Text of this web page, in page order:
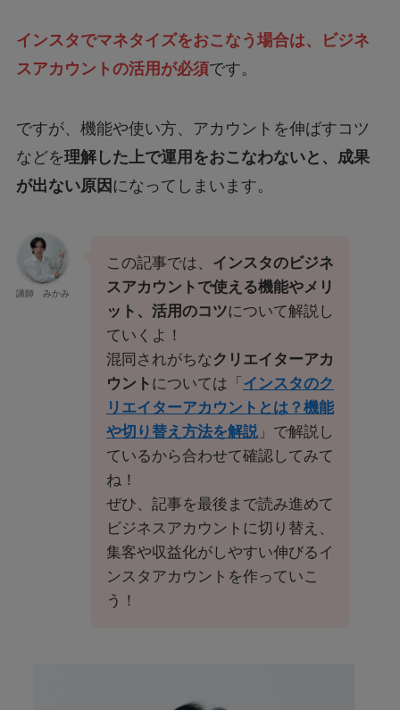
インスタでマネタイズをおこなう場合は、ビジネ
スアカウントの活用が必須です。
ですが、機能や使い方、アカウントを伸ばすコツ
などを理解した上で運用をおこなわないと、成果
が出ない原因 になってしまいます。
講師 みかみ
この記事では、 インスタのビジネ
スアカウントで使える機能やメリ
ット、活用のコツについて解説し
ていくよ！
混同されがちなクリエイターアカ
ウント については「 インスタのク
リエイターアカウントとは？機能
や切り替え方法を解説」で解説し
ているから合わせて確認してみて
ね！
ぜひ、記事を最後まで読み進めて
ビジネスアカウントに切り替え、
集客や収益化がしやすい伸びるイ
ンスタアカウントを作っていこ
う！